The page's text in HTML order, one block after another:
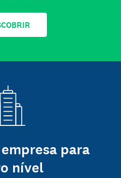
para
nível